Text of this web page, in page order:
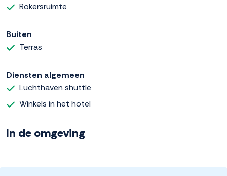
Rokersruimte
Buiten
Terras
Diensten algemeen
Luchthaven shuttle
Winkels in het hotel
In de omgeving